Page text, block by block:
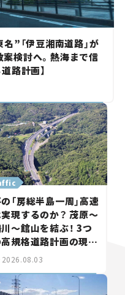
”「伊豆湘南道路」が
検討へ。熱海まで信
路計画】
「房総半島一周」高速
現するのか？ 茂原～
～館山を結ぶ！ 3つ
規格道路計画の現
「館山鴨川道路」で検
画】
2026.08.03